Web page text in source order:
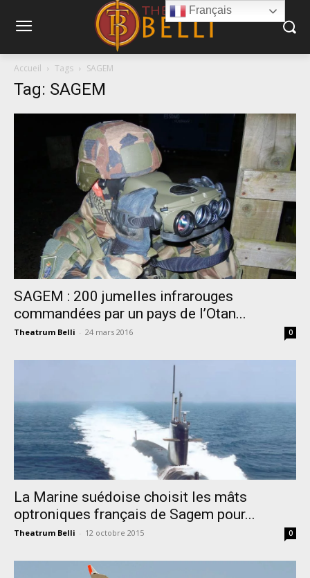
Accueil Tags SAGEM
Tag: SAGEM
SAGEM : 200 jumelles infrarouges
commandées par un pays de l’Otan...
Theatrum Belli - 24 mars 2016 0
La Marine suédoise choisit les mâts
optroniques français de Sagem pour...
Theatrum Belli - 12 octobre 2015 0
Français